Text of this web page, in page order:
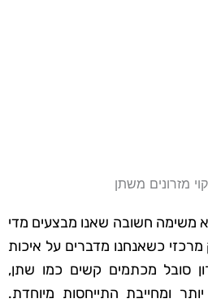
מזרונים משתן
משימה חשובה שאנו מבצעים מדי
מרכזי כשאנחנו מדברים על איכות
סובל מכתמים קשים כמו שתן,
ומחייבת התייחסות מיוחדת.